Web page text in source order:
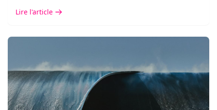
Lire l'article